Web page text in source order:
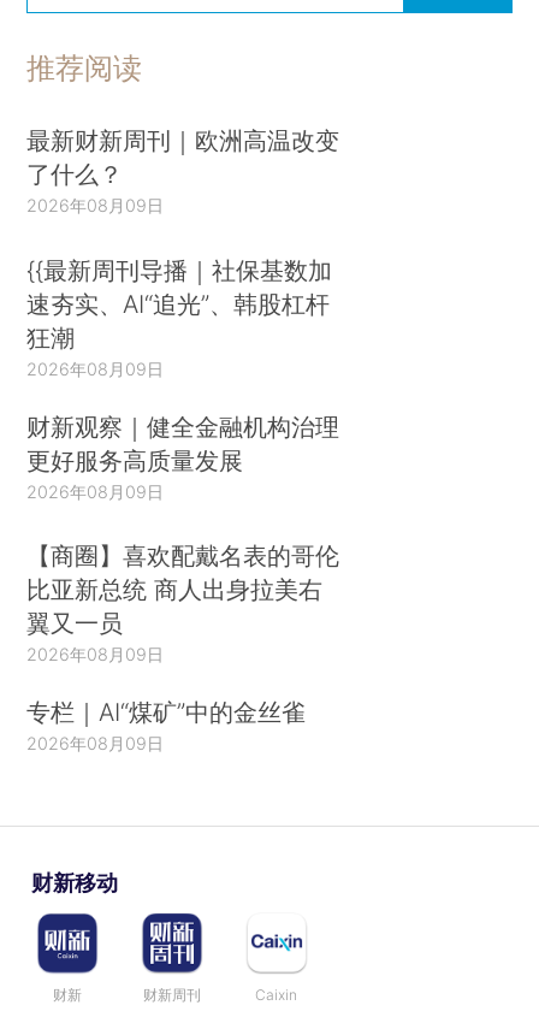
推荐阅读
最新财新周刊｜欧洲高温改变
了什么？
2026年08月09日
{{最新周刊导播｜社保基数加
速夯实、AI“追光”、韩股杠杆
狂潮
2026年08月09日
财新观察｜健全金融机构治理
更好服务高质量发展
2026年08月09日
【商圈】喜欢配戴名表的哥伦
比亚新总统 商人出身拉美右
翼又一员
2026年08月09日
专栏｜AI“煤矿”中的金丝雀
2026年08月09日
财新移动
财新 财新周刊 Caixin